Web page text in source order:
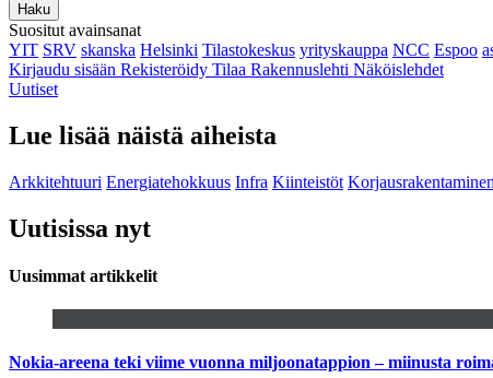
Haku
Suositut avainsanat
YIT SRV skanska Helsinki Tilastokeskus yrityskauppa NCC Espoo
Kirjaudu sisään Rekisteröidy Tilaa Rakennuslehti Näköislehdet
Uutiset
Lue lisää näistä aiheista
Arkkitehtuuri Energiatehokkuus Infra Kiinteistöt Korjausrakentaminen
Uutisissa nyt
Uusimmat artikkelit
Nokia-areena teki viime vuonna miljoonatappion – miinusta